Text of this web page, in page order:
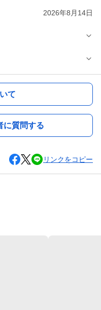
2026年8月14日
て
に質問する
リンクをコピー